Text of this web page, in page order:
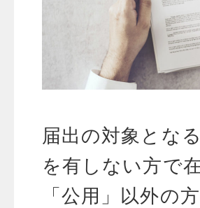
届出の対象とな
を有しない方で
「公用」以外の